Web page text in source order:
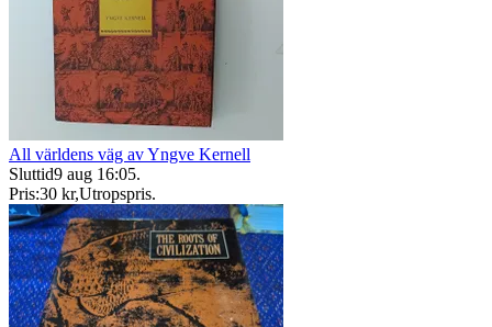
All världens väg av Yngve Kernell
Sluttid9 aug 16:05.
Pris:30 kr,Utropspris.